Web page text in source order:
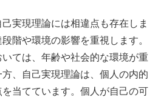
実現理論には相違点も存在しま
階や環境の影響を重視します。
ては、年齢や社会的な環境が重
、自己実現理論は、個人の内的
当てています。個人が自己の可